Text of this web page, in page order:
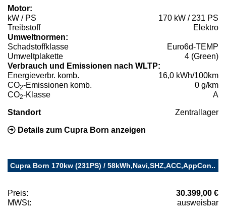
Motor:
kW / PS
170 kW / 231 PS
Treibstoff
Elektro
Umweltnormen:
Schadstoffklasse
Euro6d-TEMP
Umweltplakette
4 (Green)
Verbrauch und Emissionen nach WLTP:
Energieverbr. komb.
16,0 kWh/100km
CO2-Emissionen komb.
0 g/km
CO2-Klasse A
Standort Zentrallager
Details zum Cupra Born anzeigen
Cupra Born 170kw (231PS) / 58kWh,Navi,SHZ,ACC,AppCon..
Preis:
30.399,00 €
MWSt:
ausweisbar